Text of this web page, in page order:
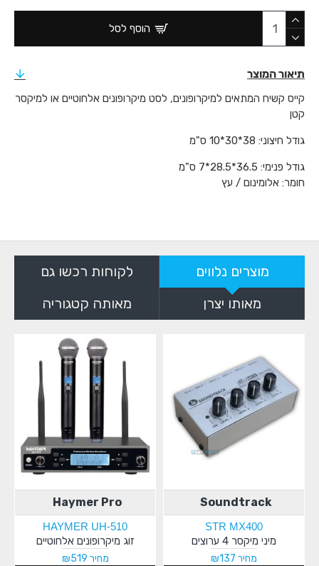
הוסף לסל
תיאור המוצר
קייס קשיח המתאים למיקרופונים, לסט מיקרופונים אלחוטיים או למיקסר
קטן
גודל חיצוני: 38*30*10 ס"מ
גודל פנימי: 36.5*28.5*7 ס"מ
חומר: אלומינום / עץ
מוצרים נלווים
לקוחות רכשו גם
מאותו יצרן
מאותה קטגוריה
Soundtrack
STR MX400
מיני מיקסר 4 ערוצים
מחיר ₪137
Haymer Pro
HAYMER UH-510
זוג מיקרופונים אלחוטיים
מחיר ₪519